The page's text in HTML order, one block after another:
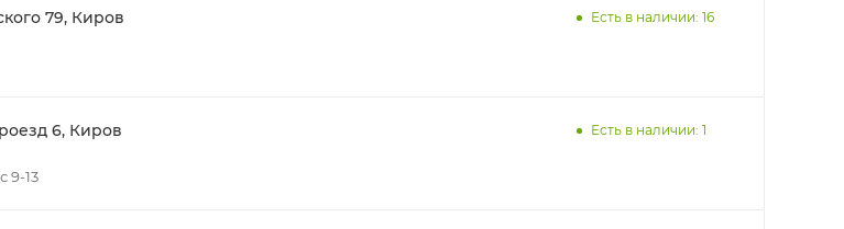
товаров.
выезд (перекрестки улиц):
79, Киров Есть в наличии: 16
6, Киров
9-13
Есть в наличии: 1